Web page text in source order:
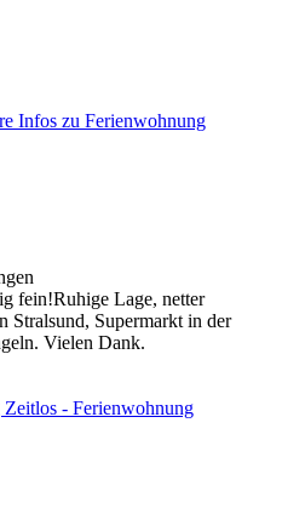
Infos zu Ferienwohnung
fein!Ruhige Lage, netter
Stralsund, Supermarkt in der
Vielen Dank.
- Ferienwohnung